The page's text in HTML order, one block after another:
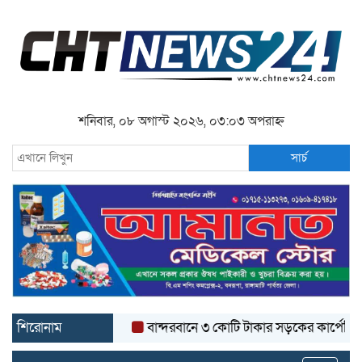
শনিবার, ০৮ অগাস্ট ২০২৬, ০৩:০৩ অপরাহ্ন
সার্চ
শিরোনাম বান্দরবানে ৩ কোটি টাকার সড়কের কার্পেটিং উঠে